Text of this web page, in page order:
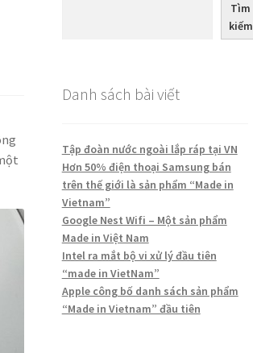
Tìm
kiếm
Danh sách bài viết
Tập đoàn nước ngoài lắp ráp tại VN
Hơn 50% điện thoại Samsung bán
trên thế giới là sản phẩm “Made in
Vietnam”
Google Nest Wifi – Một sản phẩm
Made in Việt Nam
Intel ra mắt bộ vi xử lý đầu tiên
“made in VietNam”
Apple công bố danh sách sản phẩm
“Made in Vietnam” đầu tiên